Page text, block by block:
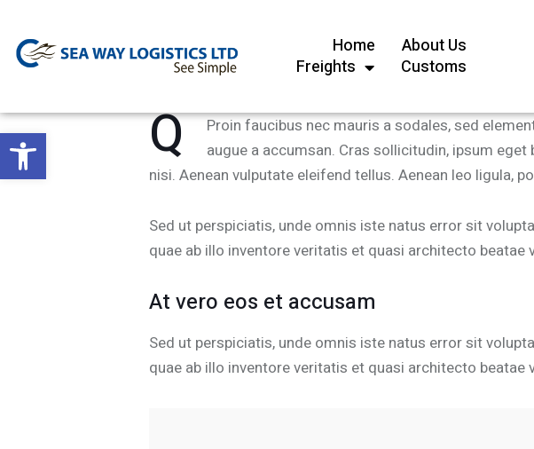
Open toolbar
Home
About Us
Freights
Customs
Q
Proin faucibus nec mauris a sodales, sed
augue a accumsan. Cras sollicitudin, ipsum
nisi. Aenean vulputate eleifend tellus. Aenean leo ligula,
Sed ut perspiciatis, unde omnis iste natus error sit
quae ab illo inventore veritatis et quasi architecto beatae
At vero eos et accusam
Sed ut perspiciatis, unde omnis iste natus error sit
quae ab illo inventore veritatis et quasi architecto beatae